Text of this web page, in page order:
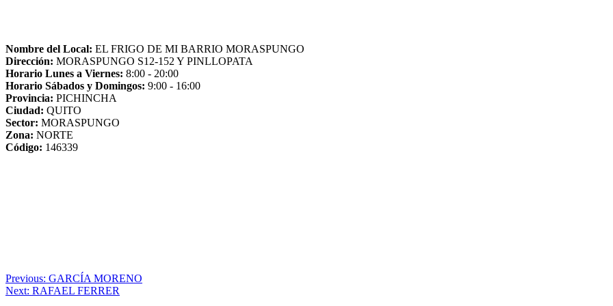
Nombre del Local: EL FRIGO DE MI BARRIO MORASPUNGO
Dirección: MORASPUNGO S12-152 Y PINLLOPATA
Horario Lunes a Viernes: 8:00 - 20:00
Horario Sábados y Domingos: 9:00 - 16:00
Provincia: PICHINCHA
Ciudad: QUITO
Sector: MORASPUNGO
Zona: NORTE
Código: 146339
Navegación
de
Previous: GARCÍA MORENO
Next: RAFAEL FERRER